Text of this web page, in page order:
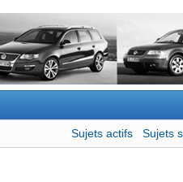
Sujets actifs Sujets